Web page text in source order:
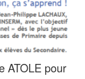
ATOLE pour